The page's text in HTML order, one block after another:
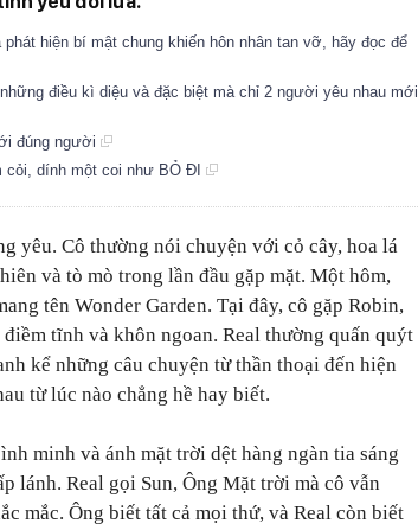
hiện bí mật chung khiến hôn nhân tan vỡ, hãy đọc để
điều kì diệu và đặc biệt mà chỉ 2 người yêu nhau mới
đúng người
cỏi, dính một coi như BỎ ĐI
yêu. Cô thường nói chuyện với cỏ cây, hoa lá
và tò mò trong lần đầu gặp mặt. Một hôm,
tên Wonder Garden. Tại đây, cô gặp Robin,
tĩnh và khôn ngoan. Real thường quấn quýt
kể những câu chuyện từ thần thoại đến hiện
từ lúc nào chẳng hề hay biết.
minh và ánh mặt trời dệt hàng ngàn tia sáng
lánh. Real gọi Sun, Ông Mặt trời mà cô vẫn
mắc. Ông biết tất cả mọi thứ, và Real còn biết